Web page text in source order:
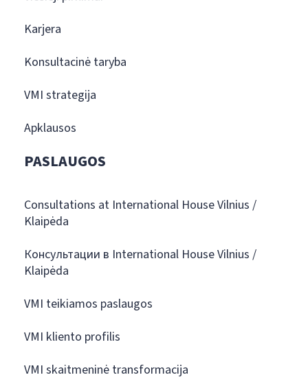
Karjera
Konsultacinė taryba
VMI strategija
Apklausos
PASLAUGOS
Consultations at International House Vilnius /
Klaipėda
Консультации в International House Vilnius /
Klaipėda
VMI teikiamos paslaugos
VMI kliento profilis
VMI skaitmeninė transformacija